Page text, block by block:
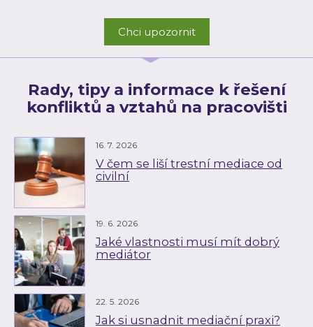
Chci upozornit
Rady, tipy a informace k řešení
konfliktů a vztahů na pracovišti
16. 7. 2026
V čem se liší trestní mediace od
civilní
19. 6. 2026
Jaké vlastnosti musí mít dobrý
mediátor
22. 5. 2026
Jak si usnadnit mediační praxi?